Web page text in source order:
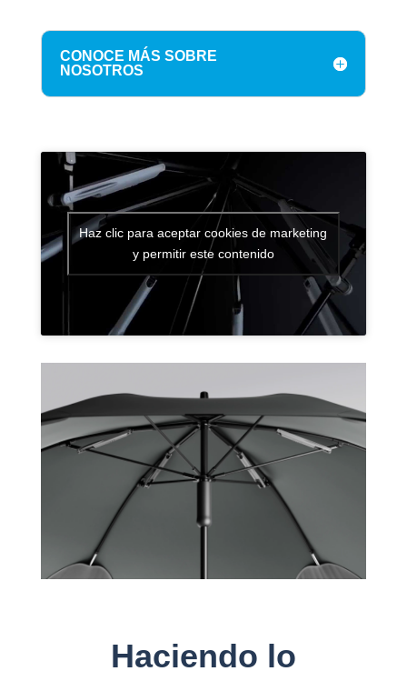
CONOCE MÁS SOBRE
NOSOTROS
Haz clic para aceptar cookies de marketing
y permitir este contenido
Haciendo lo